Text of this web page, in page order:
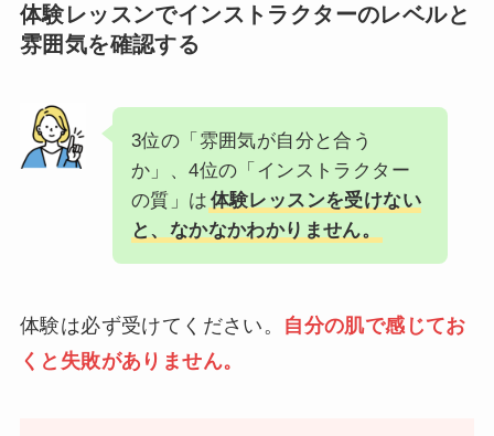
体験レッスンでインストラクターのレベルと
雰囲気を確認する
3位の「雰囲気が自分と合う
か」、4位の「インストラクター
の質」は 体験レッスンを受けない
と、なかなかわかりません。
体験は必ず受けてください。 自分の肌で感じてお
くと失敗がありません。